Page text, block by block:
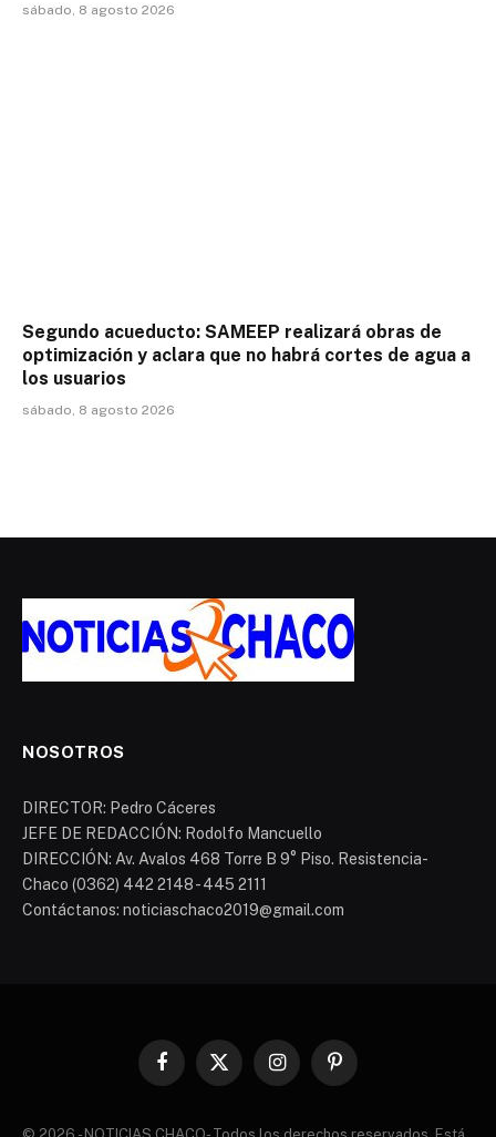
sábado, 8 agosto 2026
Segundo acueducto: SAMEEP realizará obras de
optimización y aclara que no habrá cortes de agua a
los usuarios
sábado, 8 agosto 2026
NOSOTROS
DIRECTOR: Pedro Cáceres
JEFE DE REDACCIÓN: Rodolfo Mancuello
DIRECCIÓN: Av. Avalos 468 Torre B 9° Piso. Resistencia-
Chaco (0362) 442 2148 - 445 2111
Contáctanos: noticiaschaco2019@gmail.com
Facebook
X
InstagramPinterest